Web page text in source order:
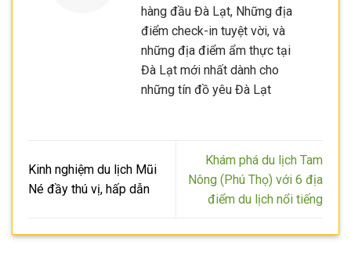
hàng đầu Đà Lạt, Những địa
điểm check-in tuyệt vời, và
những địa điểm ẩm thực tại
Đà Lạt mới nhất dành cho
những tín đồ yêu Đà Lạt
Kinh nghiệm du lịch Mũi
Né đầy thú vị, hấp dẫn
Khám phá du lịch Tam
Nông (Phú Thọ) với 6 địa
điểm du lịch nổi tiếng